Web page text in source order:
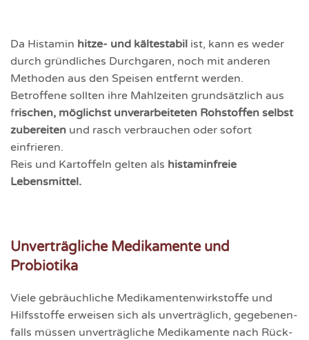
Da Histamin hitze- und kältestabil ist, kann es weder
durch gründliches Durchgaren, noch mit anderen
Methoden aus den Speisen entfernt werden.
Betroffene sollten ihre Mahlzeiten grundsätzlich aus
frischen, möglichst unver­arbeiteten Rohstoffen selbst
zubereiten und rasch verbrauchen oder sofort
einfrieren.
Reis und Kartoffeln gelten als histaminfreie
Lebensmittel.
Unverträgliche Medikamente und
Probiotika
Viele gebräuchliche Medikamentenwirkstoffe und
Hilfs­stoffe erweisen sich als unver­träglich, gege­benen­
falls müssen unverträg­liche Medikamente nach Rück­